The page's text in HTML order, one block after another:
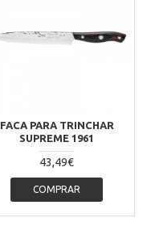
FACA PARA TRINCHAR
SUPREME 1961
43,49€
COMPRAR